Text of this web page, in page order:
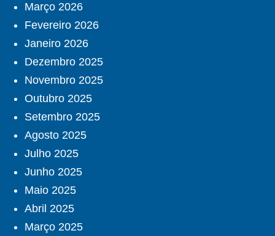
Março 2026
Fevereiro 2026
Janeiro 2026
Dezembro 2025
Novembro 2025
Outubro 2025
Setembro 2025
Agosto 2025
Julho 2025
Junho 2025
Maio 2025
Abril 2025
Março 2025